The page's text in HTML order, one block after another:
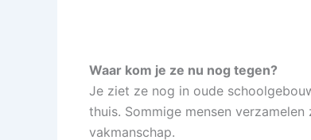
Waar kom je ze nu nog tegen?
Je ziet ze nog in oude
thuis. Sommige mensen
vakmanschap.